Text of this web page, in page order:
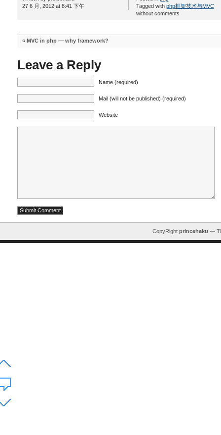
27 6 月, 2012 at 8:41 下午
Tagged with php框架技术与MVC
without comments
« MVC in php — why framework?
Leave a Reply
Name (required)
Mail (will not be published) (required)
Website
CopyRight princehaku —